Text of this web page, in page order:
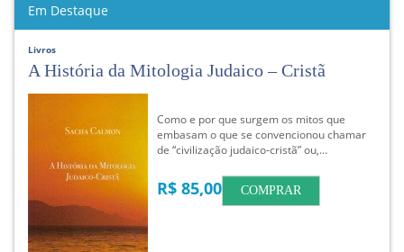
Em Destaque
Livros
A História da Mitologia Judaico – Cristã
Como e por que surgem os mitos que
embasam o que se convencionou chamar
de “civilização judaico-cristã” ou,…
R$ 85,00 COMPRAR